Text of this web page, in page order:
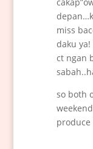
miss
daku
ct ngan
so both